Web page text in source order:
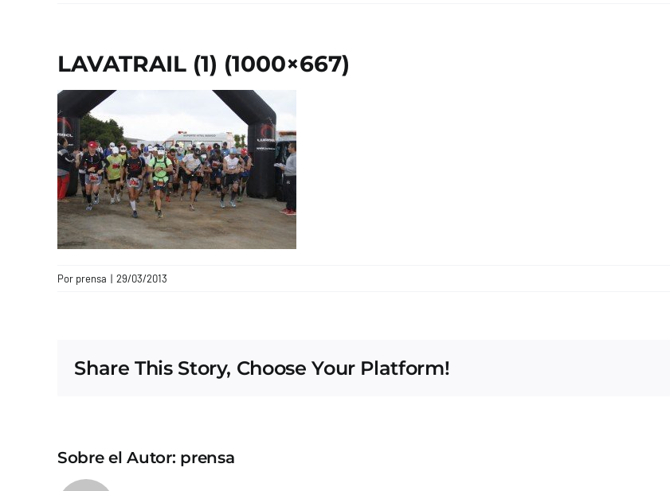
LAVATRAIL (1) (1000×667)
Por prensa | 29/03/2013
Share This Story, Choose Your Platform!
Sobre el Autor: prensa